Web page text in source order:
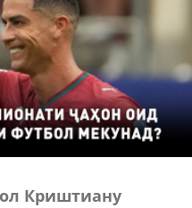
Криштиану